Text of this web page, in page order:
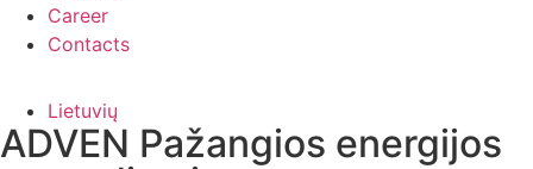
Career
Contacts
Lietuvių
ADVEN Pažangios energijos